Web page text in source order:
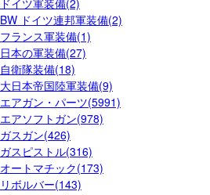
BW ドイツ連邦軍装備(2)
フランス軍装備(1)
日本の軍装備(27)
自衛隊装備(18)
大日本帝国陸軍装備(9)
エアガン・パーツ(5991)
エアソフトガン(978)
ガスガン(426)
ガスピストル(316)
オートマチック(173)
リボルバー(143)